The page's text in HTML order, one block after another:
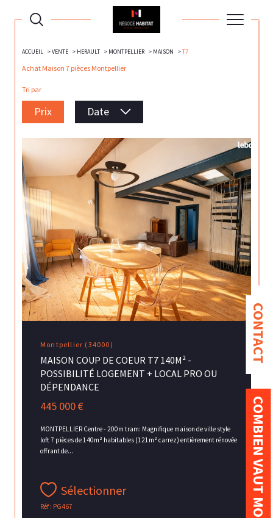
CONTACT
ACCUEIL VENTE HERAULT MONTPELLIER MAISON T7
Achat Maison 7 pièces Montpellier
Tri par
Prix Date
Montpellier (34000)
MAISON COUP DE COEUR T7 140M² -
POSSIBILITÉ LOGEMENT + LOCAL PRO OU
DÉPENDANCE
445 000 €
MONTPELLIER Centre - 200m tram: Magnifique maison de ville style
loft 7 pièces de 140m² habitables (121m² carrez) entièrement rénovée
offrant de...
Sélectionner
Réf : PG467